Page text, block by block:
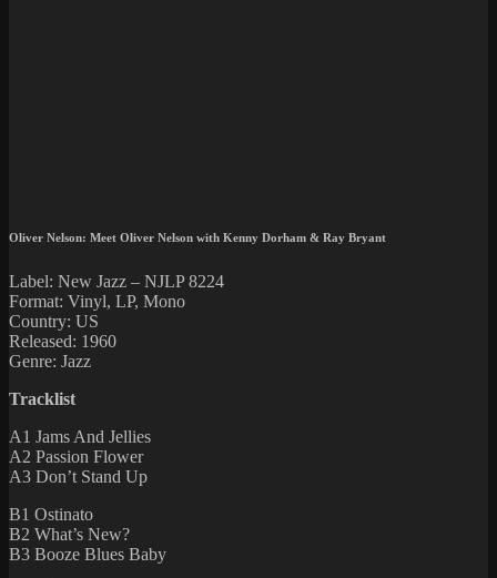
Oliver Nelson: Meet Oliver Nelson with Kenny Dorham & Ray Bryant
Label: New Jazz ‎– NJLP 8224
Format: Vinyl, LP, Mono
Country: US
Released: 1960
Genre: Jazz
Tracklist
A1 Jams And Jellies
A2 Passion Flower
A3 Don’t Stand Up
B1 Ostinato
B2 What’s New?
B3 Booze Blues Baby